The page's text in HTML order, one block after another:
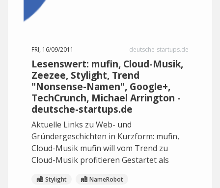
FRI, 16/09/2011 deutsche-startups.de
Lesenswert: mufin, Cloud-Musik,
Zeezee, Stylight, Trend
"Nonsense-Namen", Google+,
TechCrunch, Michael Arrington -
deutsche-startups.de
Aktuelle Links zu Web- und
Gründergeschichten in Kurzform: mufin,
Cloud-Musik mufin will vom Trend zu
Cloud-Musik profitieren Gestartet als
Stylight NameRobot